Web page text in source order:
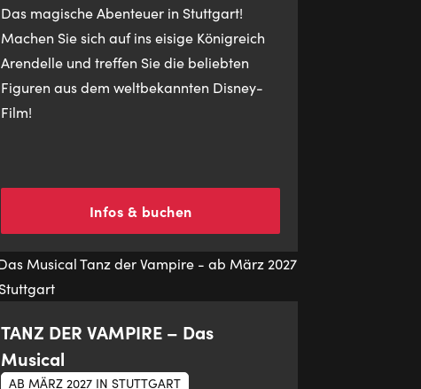
Das magische Abenteuer in Stuttgart!
Machen Sie sich auf ins eisige Königreich
Arendelle und treffen Sie die beliebten
Figuren aus dem weltbekannten Disney-
Film!
Infos & buchen
TANZ DER VAMPIRE – Das
Musical
AB MÄRZ 2027 IN STUTTGART